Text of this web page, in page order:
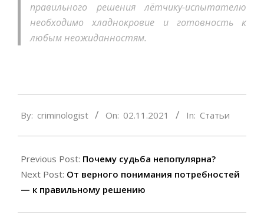
правильного решения лётчику-испытателю
необходимо хладнокровие и готовность к
любым неожиданностям.
11-
By: criminologist On: 02.11.2021 In: Статьи
Previous Post: Почему судьба непопулярна?
Next Post: От верного понимания потребностей
— к правильному решению